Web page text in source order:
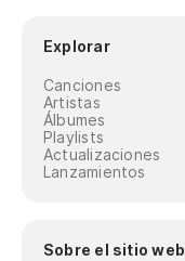
Explorar
Canciones
Artistas
Álbumes
Playlists
Actualizaciones
Lanzamientos
Sobre el sitio web